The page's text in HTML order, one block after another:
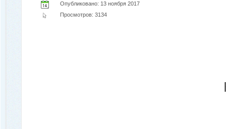
Опубликовано: 13 ноября 2017
Просмотров: 3134